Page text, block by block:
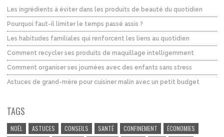
Les ingrédients à éviter dans les produits de beauté du quotidien
Pourquoi faut-il limiter le temps passé assis ?
Les habitudes familiales qui renforcent les liens au quotidien
Comment recycler ses produits de maquillage intelligemment
Comment organiser ses journées avec des enfants sans stress
Astuces de grand-mère pour cuisiner malin avec un petit budget
TAGS
NOËL ASTUCES CONSEILS SANTÉ CONFINEMENT
ÉCONOMIES